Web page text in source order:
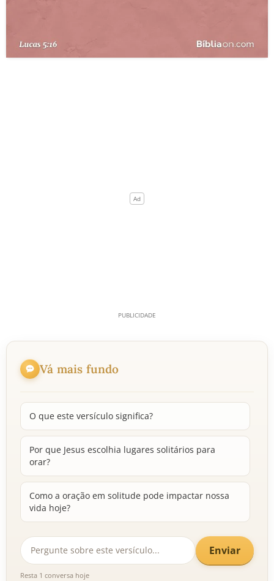
PERGUNTE À BÍBLIA
Vá mais fundo
O que este versículo significa?
Por que Jesus escolhia lugares solitários para
orar?
Como a oração em solitude pode impactar nossa
vida hoje?
Enviar
Resta 1 conversa hoje